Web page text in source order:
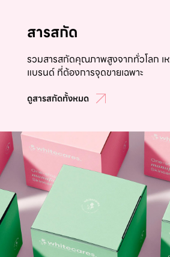
สารสกัด
รวมสารสกัดคุณภาพสูงจากทั่วโลก เห
แบรนด์ ที่ต้องการจุดขายเฉพาะ
ดูสารสกัดทั้งหมด